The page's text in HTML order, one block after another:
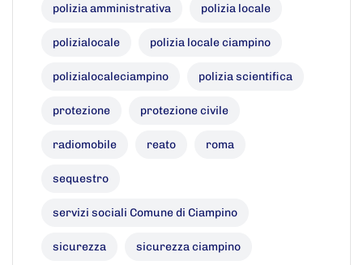
polizia amministrativa polizia locale
polizialocale polizia locale ciampino
polizialocaleciampino polizia scientifica
protezione protezione civile
radiomobile reato roma
sequestro
servizi sociali Comune di Ciampino
sicurezza sicurezza ciampino